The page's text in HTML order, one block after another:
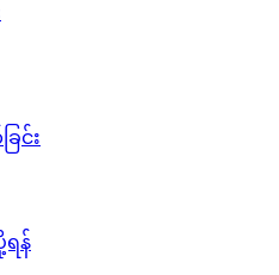
င်း
ရန်